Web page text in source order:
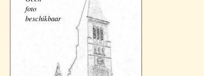
foto
beschikbaar